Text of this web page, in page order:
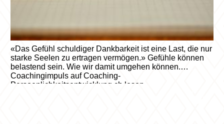
«Das Gefühl schuldiger Dankbarkeit ist eine Last, die nur
starke Seelen zu ertragen vermögen.» Gefühle können
belastend sein. Wie wir damit umgehen können.
Coachingimpuls auf Coaching-
Persoenlichkeitsentwicklung.ch lesen.